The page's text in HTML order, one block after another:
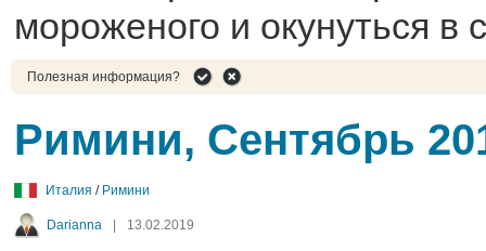
мороженого и окунуться в
Полезная информация?
Римини, Сентябрь
Италия / Римини
Darianna 13.02.2019